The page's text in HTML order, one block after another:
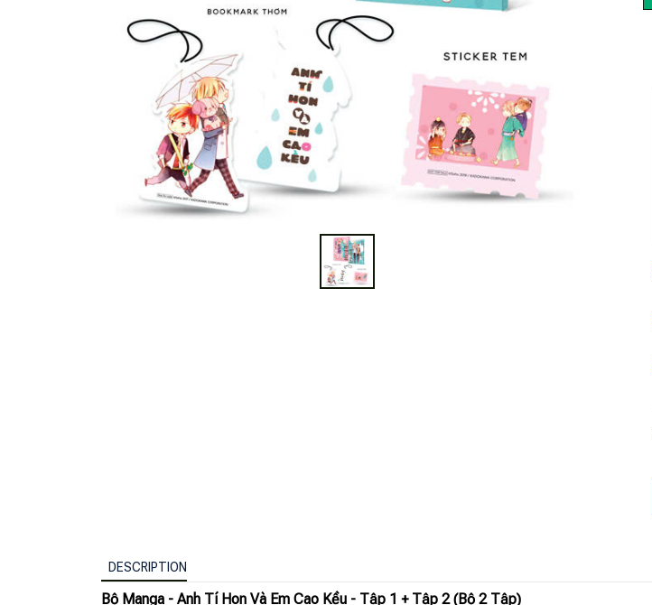
DESCRIPTION
Bộ Manga - Anh Tí Hon Và Em Cao Kều - Tập 1 + Tập 2 (Bộ 2 Tập)